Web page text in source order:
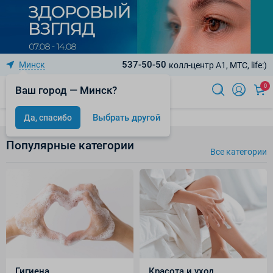
Минск
Ваш город — Минск?
Да, спасибо Выбрать другой
537-50-50 колл-центр A1, МТС, life:)
0
Популярные категории Все категории